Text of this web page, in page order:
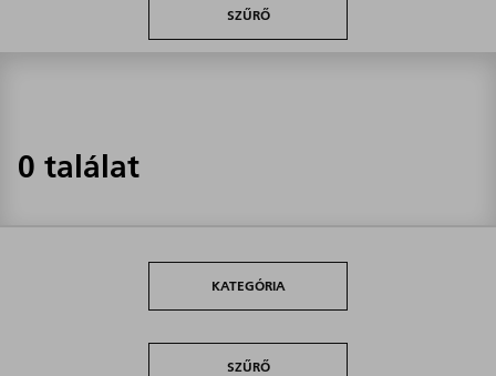
SZŰRŐ
0 találat
KATEGÓRIA
SZŰRŐ